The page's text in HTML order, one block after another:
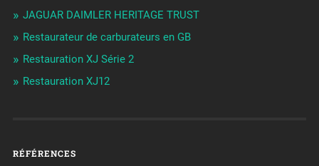
JAGUAR DAIMLER HERITAGE TRUST
Restaurateur de carburateurs en GB
Restauration XJ Série 2
Restauration XJ12
RÉFÉRENCES